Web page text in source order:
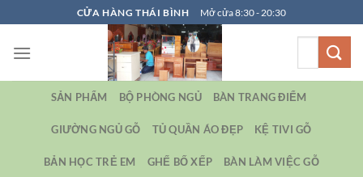
qua
nội
CỬA HÀNG THÁI BÌNH Mở cửa 8:30 - 20:30
SẢN PHẨM BỘ PHÒNG NGỦ BÀN TRANG ĐIỂM
GIƯỜNG NGỦ GỖ TỦ QUẦN ÁO ĐẸP KỆ TIVI GỖ
BẢN HỌC TRẺ EM GHẾ BỐ XẾP BÀN LÀM VIỆC GỖ